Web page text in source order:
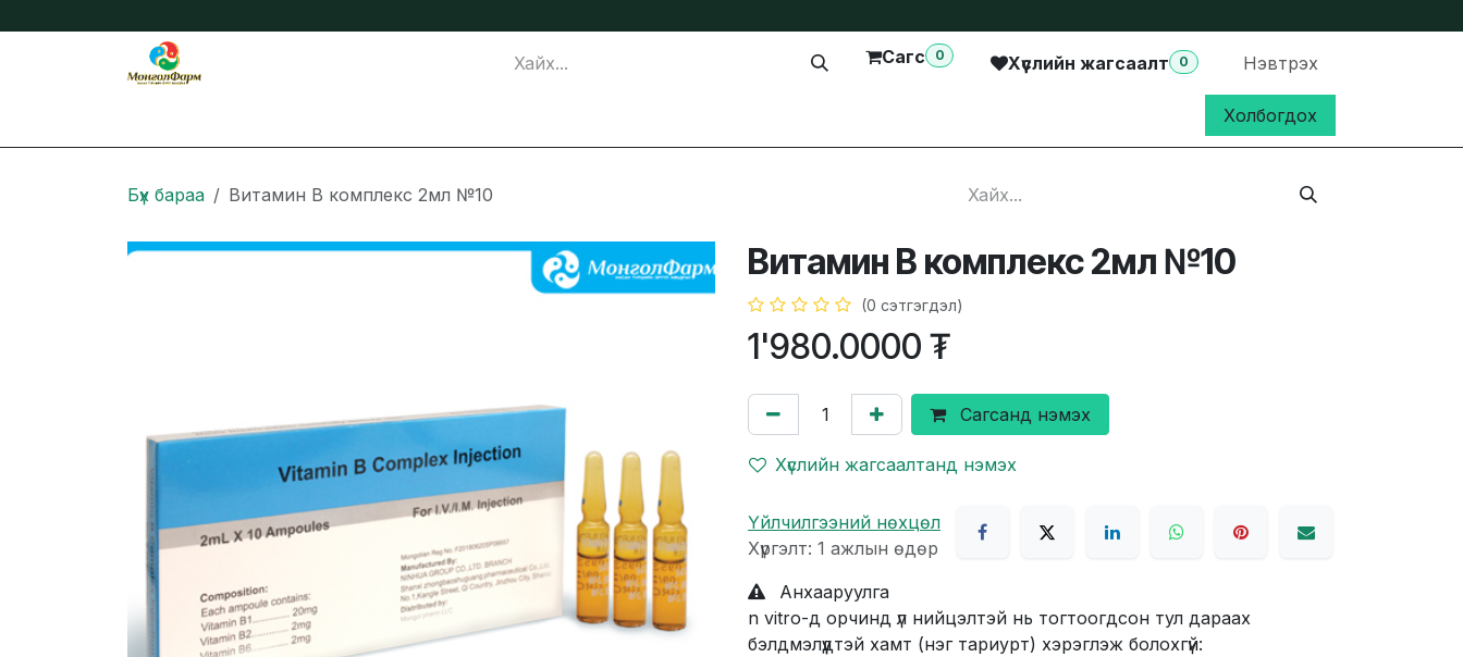
Сагс 0 Хүслийн жагсаалт 0 Нэвтрэх
Холбогдох
Бүх бараа Витамин В комплекс 2мл №10
Витамин В комплекс 2мл №10
(0 сэтгэгдэл)
1'980.0000 ₮
Сагсанд нэмэх
Хүслийн жагсаалтанд нэмэх
Үйлчилгээний нөхцөл
Хүргэлт: 1 ажлын өдөр
Анхааруулга
n vitro-д орчинд үл нийцэлтэй нь тогтоогдсон тул дараах
бэлдмэлүүдтэй хамт (нэг тариурт) хэрэглэж болохгүй: